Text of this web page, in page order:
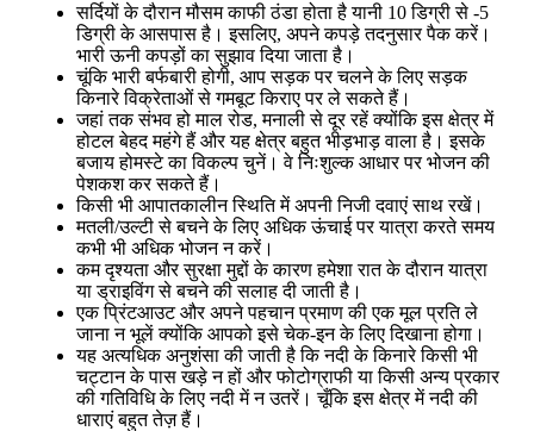
सर्दियों के दौरान मौसम काफी ठंडा होता है यानी 10 डिग्री से -5
डिग्री के आसपास है। इसलिए, अपने कपड़े तदनुसार पैक करें।
भारी ऊनी कपड़ों का सुझाव दिया जाता है।
चूंकि भारी बर्फबारी होगी, आप सड़क पर चलने के लिए सड़क
किनारे विक्रेताओं से गमबूट किराए पर ले सकते हैं।
जहां तक ​​संभव हो माल रोड, मनाली से दूर रहें क्योंकि इस क्षेत्र में
होटल बेहद महंगे हैं और यह क्षेत्र बहुत भीड़भाड़ वाला है। इसके
बजाय होमस्टे का विकल्प चुनें। वे निःशुल्क आधार पर भोजन की
पेशकश कर सकते हैं।
किसी भी आपातकालीन स्थिति में अपनी निजी दवाएं साथ रखें।
मतली/उल्टी से बचने के लिए अधिक ऊंचाई पर यात्रा करते समय
कभी भी अधिक भोजन न करें।
कम दृश्यता और सुरक्षा मुद्दों के कारण हमेशा रात के दौरान यात्रा
या ड्राइविंग से बचने की सलाह दी जाती है।
एक प्रिंटआउट और अपने पहचान प्रमाण की एक मूल प्रति ले
जाना न भूलें क्योंकि आपको इसे चेक-इन के लिए दिखाना होगा।
यह अत्यधिक अनुशंसा की जाती है कि नदी के किनारे किसी भी
चट्टान के पास खड़े न हों और फोटोग्राफी या किसी अन्य प्रकार
की गतिविधि के लिए नदी में न उतरें। चूँकि इस क्षेत्र में नदी की
धाराएं बहुत तेज़ हैं।